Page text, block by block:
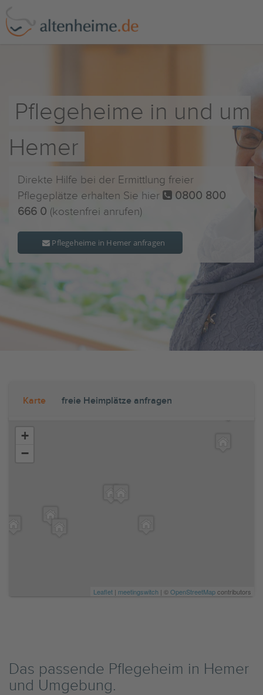
Pflegeheime in und um
Hemer
Direkte Hilfe bei der Ermittlung freier
Pflegeplätze erhalten Sie hier
0800 800
666 0 (kostenfrei anrufen)
Pflegeheime in Hemer anfragen
Karte freie Heimplätze anfragen
+
−
Leaflet | meetingswitch | ©OpenStreetMapcontributors
Das passende Pflegeheim in Hemer
und Umgebung.